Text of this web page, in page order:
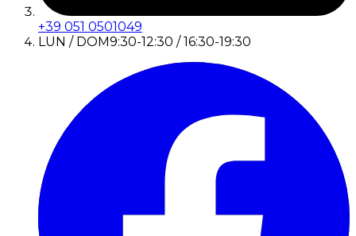
+39 051 0501049
LUN / DOM9:30-12:30 / 16:30-19:30